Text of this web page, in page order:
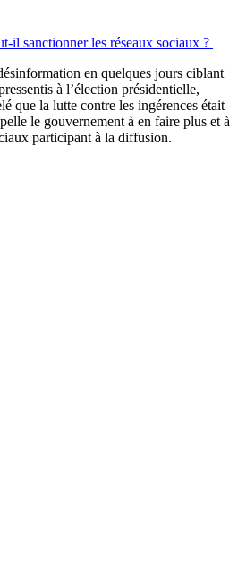
il sanctionner les réseaux sociaux ?
en quelques jours ciblant
à l’élection présidentielle,
que la lutte contre les ingérences était
le gouvernement à en faire plus et à
participant à la diffusion.